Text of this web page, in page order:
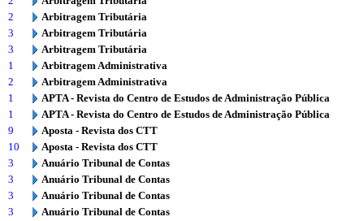
2
Arbitragem Tributária
3
Arbitragem Tributária
3
Arbitragem Tributária
1
Arbitragem Administrativa
2
Arbitragem Administrativa
1
APTA - Revista do Centro de Estudos de Administração Pública
1
APTA - Revista do Centro de Estudos de Administração Pública
9
Aposta - Revista dos CTT
10
Aposta - Revista dos CTT
3
Anuário Tribunal de Contas
3
Anuário Tribunal de Contas
3
Anuário Tribunal de Contas
3
Anuário Tribunal de Contas